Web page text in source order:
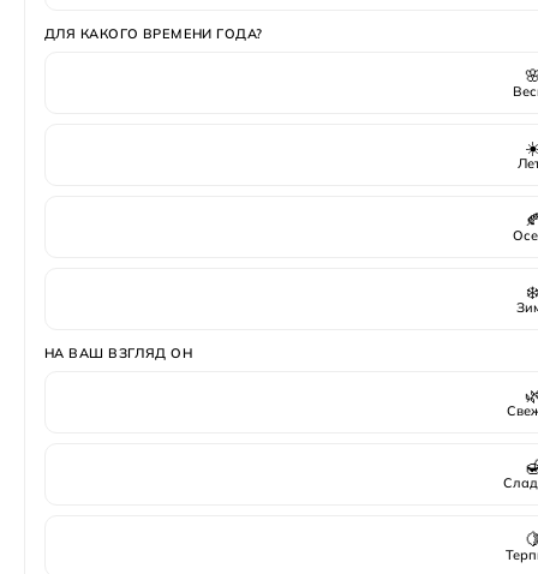
ДЛЯ КАКОГО ВРЕМЕНИ ГОДА?
❄️
НА ВАШ ВЗГЛЯД ОН